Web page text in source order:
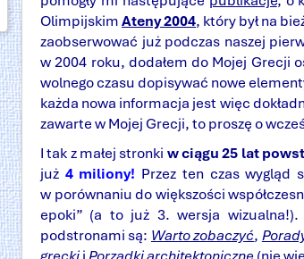
OlimpijskimAteny 2004, który był na
zaobserwować już podczas naszej
w 2004 roku, dodałem do Mojej Grecji
wolnego czasu dopisywać nowe
każda nowa informacja jest więc
zawarte w Mojej Grecji, to proszę o
I tak z małej stronki w ciągu 25 lat
już 4 miliony! Przez ten czas wygląd
w porównaniu do większości
epoki” (a to już 3. wersja
podstronami są: Warto zobaczyć,